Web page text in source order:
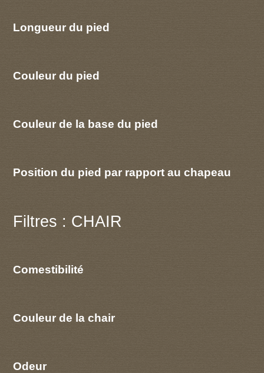
Longueur du pied
Couleur du pied
Couleur de la base du pied
Position du pied par rapport au chapeau
Filtres : CHAIR
Comestibilité
Couleur de la chair
Odeur